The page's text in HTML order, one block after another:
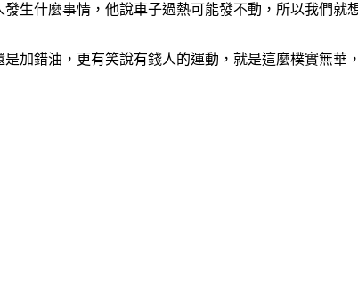
什麼事情，他說車子過熱可能發不動，所以我們就
加錯油，更有笑說有錢人的運動，就是這麼樸實無華